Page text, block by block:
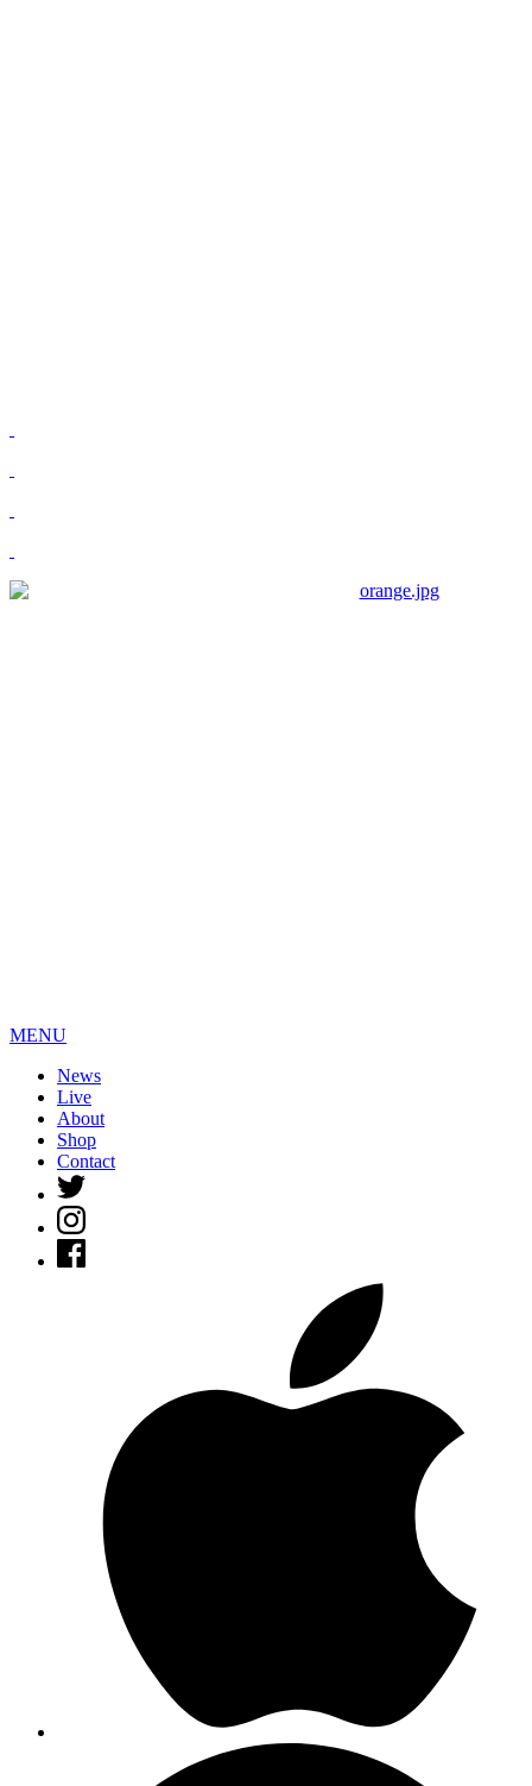
MENU
News
Live
About
Shop
Contact